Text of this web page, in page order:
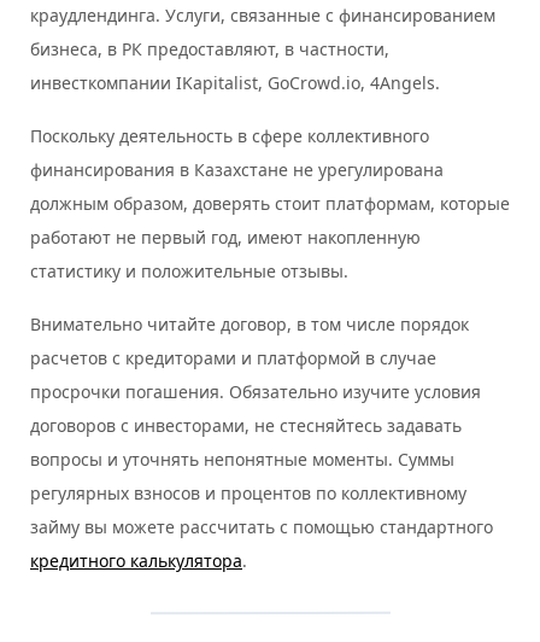
краудлендинга. Услуги, связанные с финансированием
бизнеса, в РК предоставляют, в частности,
инвесткомпании IKapitalist, GoCrowd.io, 4Angels.
Поскольку деятельность в сфере коллективного
финансирования в Казахстане не урегулирована
должным образом, доверять стоит платформам, которые
работают не первый год, имеют накопленную
статистику и положительные отзывы.
Внимательно читайте договор, в том числе порядок
расчетов с кредиторами и платформой в случае
просрочки погашения. Обязательно изучите условия
договоров с инвесторами, не стесняйтесь задавать
вопросы и уточнять непонятные моменты. Суммы
регулярных взносов и процентов по коллективному
займу вы можете рассчитать с помощью стандартного
кредитного калькулятора.